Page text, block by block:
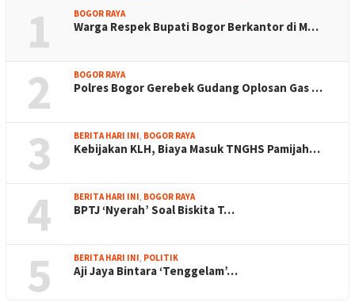
1 BOGOR RAYA
Warga Respek Bupati Bogor Berkantor di M…
2 BOGOR RAYA
Polres Bogor Gerebek Gudang Oplosan Gas …
3 BERITA HARI INI, BOGOR RAYA
Kebijakan KLH, Biaya Masuk TNGHS Pamijah…
4 BERITA HARI INI, BOGOR RAYA
BPTJ ‘Nyerah’ Soal Biskita T…
5 BERITA HARI INI, POLITIK
Aji Jaya Bintara ‘Tenggelam’…